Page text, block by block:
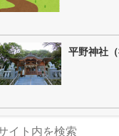
平野神社（